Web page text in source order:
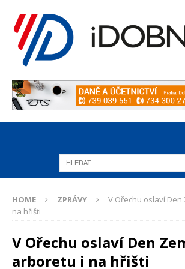
HOME ZPRÁVY
V Ořechu oslaví
na hřišti
V Ořechu oslaví Den
arboretu i na hřišti